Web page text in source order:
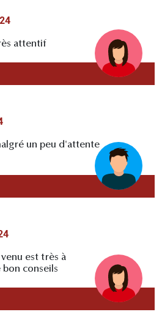
attentif
un peu d'attente
est très à
conseils